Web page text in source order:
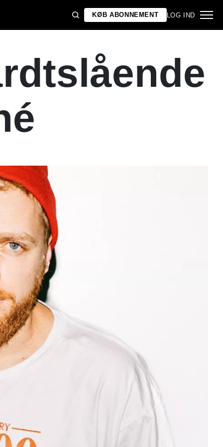
KØB ABONNEMENT LOG IND